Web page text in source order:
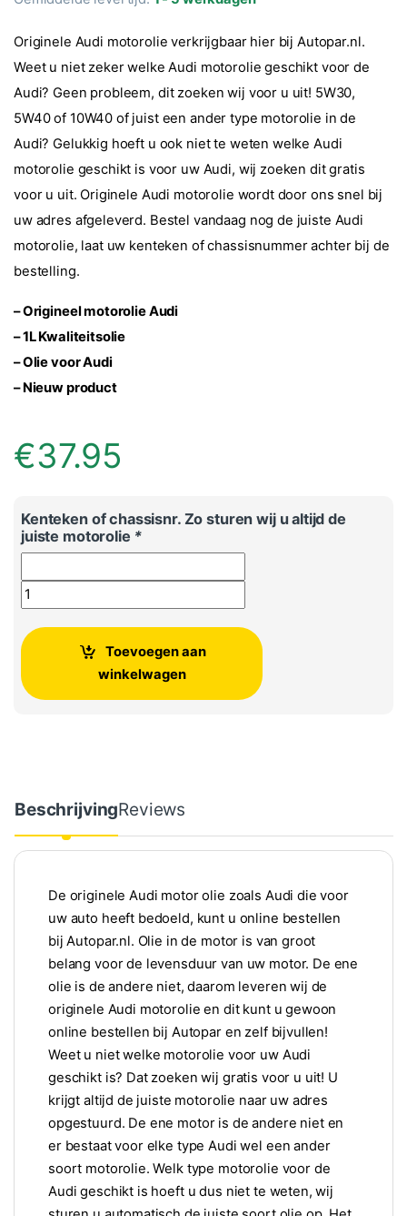
gebaseerd
ling
Originele Audi motorolie verkrijgbaar hier bij Autopar.nl.
Weet u niet zeker welke Audi motorolie geschikt voor de
Audi? Geen probleem, dit zoeken wij voor u uit! 5W30,
5W40 of 10W40 of juist een ander type motorolie in de
Audi? Gelukkig hoeft u ook niet te weten welke Audi
motorolie geschikt is voor uw Audi, wij zoeken dit gratis
voor u uit. Originele Audi motorolie wordt door ons snel bij
uw adres afgeleverd. Bestel vandaag nog de juiste Audi
motorolie, laat uw kenteken of chassisnummer achter bij de
bestelling.
– Origineel motorolie Audi
– 1L Kwaliteitsolie
– Olie voor Audi
– Nieuw product
€37.95
Kenteken of chassisnr. Zo sturen wij u altijd de
juiste motorolie *
Originele Audi Motorolie aantal
Toevoegen aan
winkelwagen
BeschrijvingReviews
De originele Audi motor olie zoals Audi die voor
uw auto heeft bedoeld, kunt u online bestellen
bij Autopar.nl. Olie in de motor is van groot
belang voor de levensduur van uw motor. De ene
olie is de andere niet, daarom leveren wij de
originele Audi motorolie en dit kunt u gewoon
online bestellen bij Autopar en zelf bijvullen!
Weet u niet welke motorolie voor uw Audi
geschikt is? Dat zoeken wij gratis voor u uit! U
krijgt altijd de juiste motorolie naar uw adres
opgestuurd. De ene motor is de andere niet en
er bestaat voor elke type Audi wel een ander
soort motorolie. Welk type motorolie voor de
Audi geschikt is hoeft u dus niet te weten, wij